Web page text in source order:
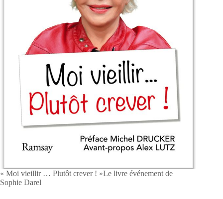
« Moi vieillir … Plutôt crever ! »Le livre événement de
Sophie Darel